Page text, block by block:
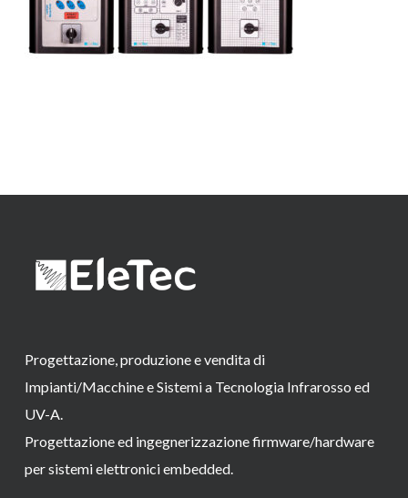
Progettazione, produzione e vendita di
Impianti/Macchine e Sistemi a Tecnologia Infrarosso ed
UV-A.
Progettazione ed ingegnerizzazione firmware/hardware
per sistemi elettronici embedded.